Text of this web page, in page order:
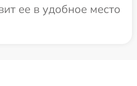
ее в удобное место